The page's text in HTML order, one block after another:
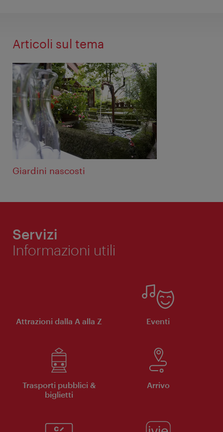
Articoli sul tema
Giardini nascosti
Servizi
Informazioni utili
Attrazioni dalla A alla Z Eventi
Trasporti pubblici &
biglietti
Arrivo